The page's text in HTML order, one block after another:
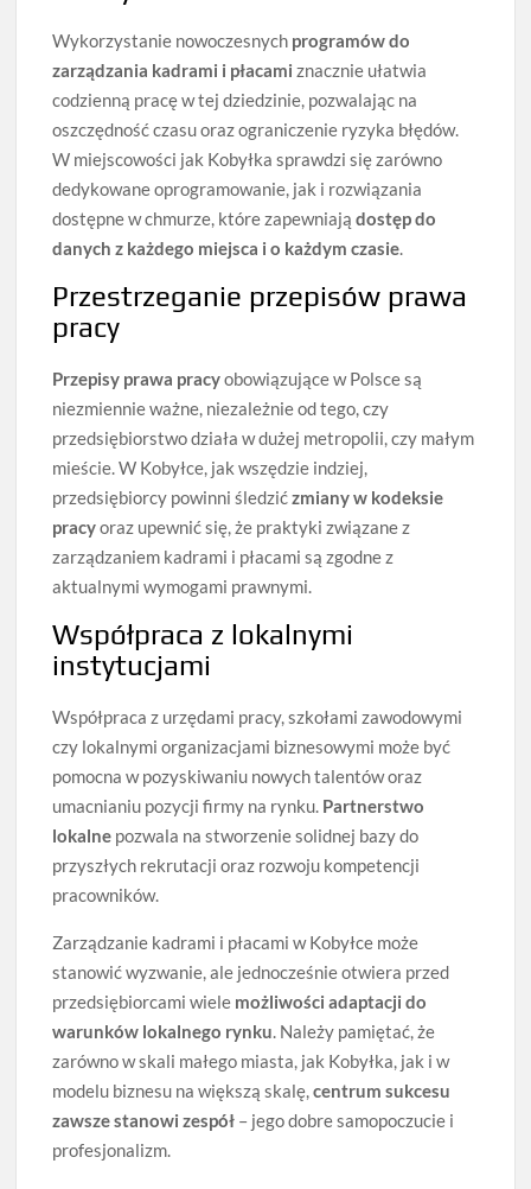
Wykorzystanie nowoczesnych programów do
zarządzania kadrami i płacami znacznie ułatwia
codzienną pracę w tej dziedzinie, pozwalając na
oszczędność czasu oraz ograniczenie ryzyka błędów.
W miejscowości jak Kobyłka sprawdzi się zarówno
dedykowane oprogramowanie, jak i rozwiązania
dostępne w chmurze, które zapewniajądostęp do
danych z każdego miejsca i o każdym czasie
Przestrzeganie przepisów prawa
pracy
Przepisy prawa pracyobowiązujące w Polsce są
niezmiennie ważne, niezależnie od tego, czy
przedsiębiorstwo działa w dużej metropolii, czy małym
mieście. W Kobyłce, jak wszędzie indziej,
przedsiębiorcy powinni śledzićzmiany w kodeksie
pracyoraz upewnić się, że praktyki związane z
zarządzaniem kadrami i płacami są zgodne z
aktualnymi wymogami prawnymi.
Współpraca z lokalnymi
instytucjami
Współpraca z urzędami pracy, szkołami zawodowymi
czy lokalnymi organizacjami biznesowymi może być
pomocna w pozyskiwaniu nowych talentów oraz
umacnianiu pozycji firmy na rynku. Partnerstwo
lokalne pozwala na stworzenie solidnej bazy do
przyszłych rekrutacji oraz rozwoju kompetencji
pracowników.
Zarządzanie kadrami i płacami w Kobyłce może
stanowić wyzwanie, ale jednocześnie otwiera przed
przedsiębiorcami wiele możliwości adaptacji do
warunków lokalnego rynku . Należy pamiętać, że
zarówno w skali małego miasta, jak Kobyłka, jak i w
modelu biznesu na większą skalę,centrum sukcesu
zawsze stanowi zespół – jego dobre samopoczucie i
profesjonalizm.